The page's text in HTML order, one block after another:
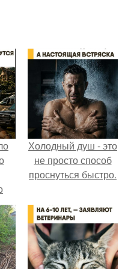
о
Холодный душ - это
не просто способ
проснуться быстро.